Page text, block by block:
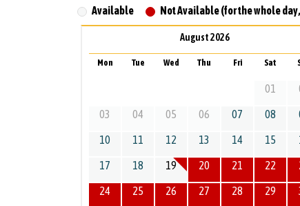
Available Not Available (for the whole
August 2026
Mon Tue Wed Thu Fri Sat
01
03 04 05 06 07 08
10 11 12 13 14 15
17 18 19 20 21 22
24 25 26 27 28 29